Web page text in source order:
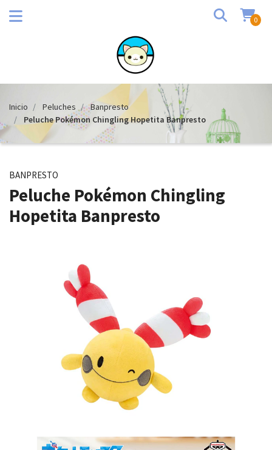
0
Inicio Peluches
Banpresto
Peluche Pokémon Chingling Hopetita Banpresto
BANPRESTO
Peluche Pokémon Chingling
Hopetita Banpresto